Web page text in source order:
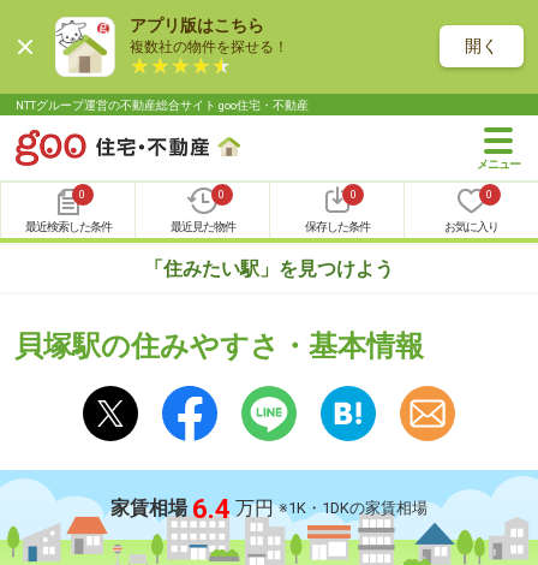
アプリ版はこちら
複数社の物件を探せる！ 開く
NTTグループ運営の不動産総合サイト goo住宅・不動産
0
最近検索した条件
0
最近見た物件
0
保存した条件
0
お気に入り
「住みたい駅」を見つけよう
貝塚駅の住みやすさ・基本情報
家賃相場 6.4 万円 ※1K・1DKの家賃相場